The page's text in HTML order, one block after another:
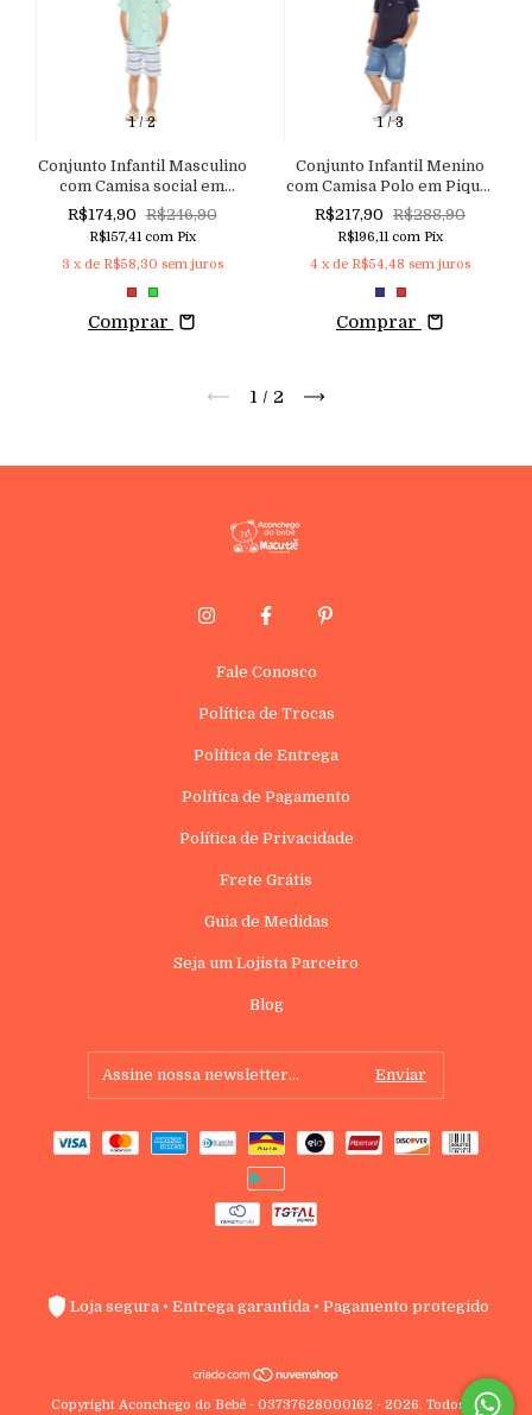
1/2
Conjunto Infantil Masculino
com Camisa social em
Tricoline e Shorts em Sarja
com Listras Macutie
R$174,90 R$246,90
R$157,41 com Pix
3 x de R$58,30 sem juros
Comprar
1/3
Conjunto Infantil Menino
com Camisa Polo em Piquet
e Shorts em Jeans com
Elastano Macutie
R$217,90 R$288,90
R$196,11 com Pix
4 x de R$54,48 sem juros
Comprar
1 / 2
Fale Conosco
Política de Trocas
Política de Entrega
Política de Pagamento
Política de Privacidade
Frete Grátis
Guia de Medidas
Seja um Lojista Parceiro
Blog
Loja segura • Entrega garantida • Pagamento protegido
Copyright Aconchego do Bebê - 03737628000162 - 2026. Todos os